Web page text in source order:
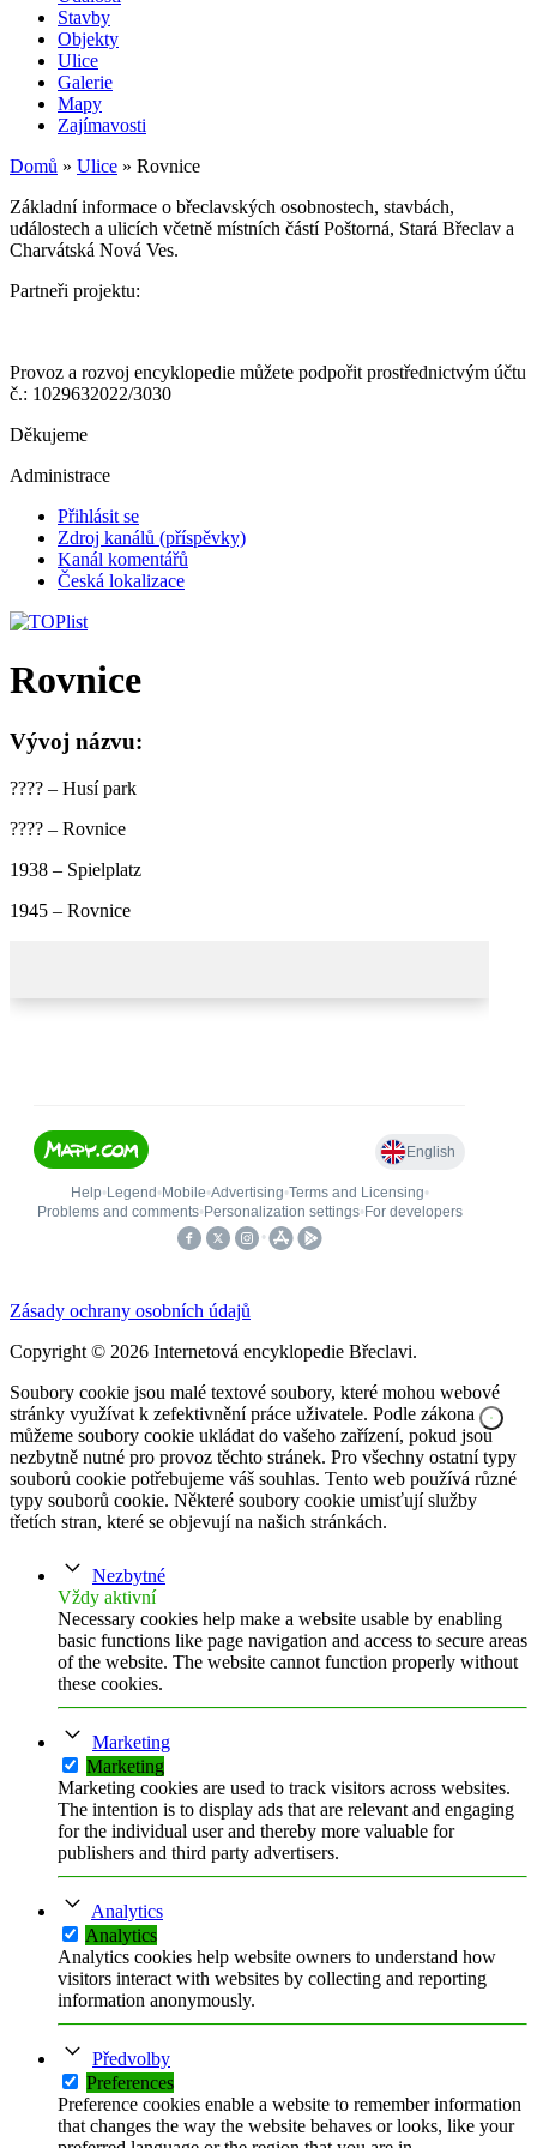
Stavby
Objekty
Ulice
Galerie
Mapy
Zajímavosti
Domů » Ulice » Rovnice
Základní informace o břeclavských osobnostech, stavbách,
událostech a ulicích včetně místních částí Poštorná, Stará Břeclav a
Charvátská Nová Ves.
Partneři projektu:
Provoz a rozvoj encyklopedie můžete podpořit prostřednictvým účtu
č.: 1029632022/3030
Děkujeme
Administrace
Přihlásit se
Zdroj kanálů (příspěvky)
Kanál komentářů
Česká lokalizace
Rovnice
Vývoj názvu:
???? – Husí park
???? – Rovnice
1938 – Spielplatz
1945 – Rovnice
Zásady ochrany osobních údajů
Copyright © 2026 Internetová encyklopedie Břeclavi.
Soubory cookie jsou malé textové soubory, které mohou webové
stránky využívat k zefektivnění práce uživatele. Podle zákona
můžeme soubory cookie ukládat do vašeho zařízení, pokud jsou
nezbytně nutné pro provoz těchto stránek. Pro všechny ostatní typy
souborů cookie potřebujeme váš souhlas. Tento web používá různé
typy souborů cookie. Některé soubory cookie umisťují služby
třetích stran, které se objevují na našich stránkách.
Nezbytné
Vždy aktivní
Necessary cookies help make a website usable by enabling
basic functions like page navigation and access to secure areas
of the website. The website cannot function properly without
these cookies.
Marketing
Marketing
Marketing cookies are used to track visitors across websites.
The intention is to display ads that are relevant and engaging
for the individual user and thereby more valuable for
publishers and third party advertisers.
Analytics
Analytics
Analytics cookies help website owners to understand how
visitors interact with websites by collecting and reporting
information anonymously.
Předvolby
Preferences
Preference cookies enable a website to remember information
that changes the way the website behaves or looks, like your